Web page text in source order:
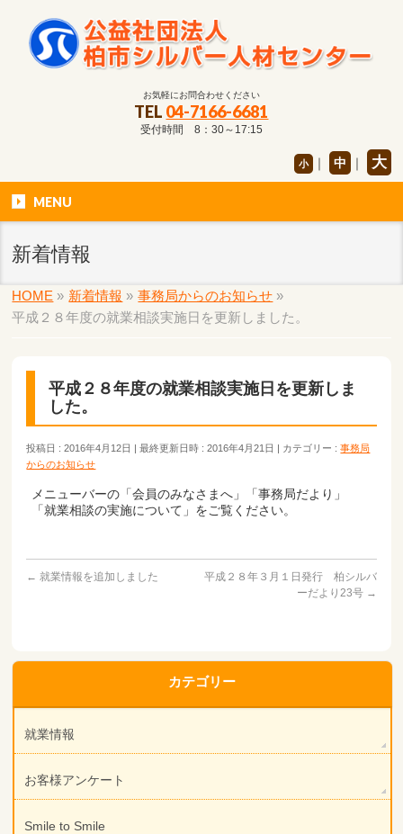
お気軽にお問合わせください
TEL 04-7166-6681
受付時間 8：30～17:15
小 ｜ 中 ｜ 大
MENU
新着情報
HOME » 新着情報 » 事務局からのお知らせ »
平成２８年度の就業相談実施日を更新しました。
平成２８年度の就業相談実施日を更新しま
した。
投稿日 : 2016年4月12日 最終更新日時 : 2016年4月21日 カテゴリー :事務局
からのお知らせ
メニューバーの「会員のみなさまへ」「事務局だより」
「就業相談の実施について」をご覧ください。
← 就業情報を追加しました
平成２８年３月１日発行 柏シルバ
ーだより23号 →
カテゴリー
就業情報
お客様アンケート
Smile to Smile